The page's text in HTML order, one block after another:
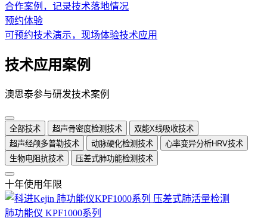
合作案例，记录技术落地情况
预约体验
可预约技术演示，现场体验技术应用
技术应用案例
澳思泰参与研发技术案例
全部技术 超声骨密度检测技术
双能X线吸收技术
超声经颅多普勒技术
动脉硬化检测技术
心率变异分析HRV技术
生物电阻抗技术
压差式肺功能检测技术
十年使用年限
肺功能仪 KPF1000系列